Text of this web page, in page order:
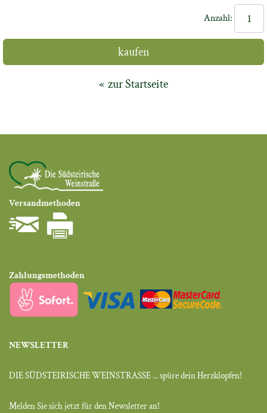
Anzahl:
zur Startseite
Versandmethoden
Zahlungsmethoden
NEWSLETTER
DIE SÜDSTEIRISCHE WEINSTRASSE ... spüre dein Herzklopfen!
Melden Sie sich jetzt für den Newsletter an!